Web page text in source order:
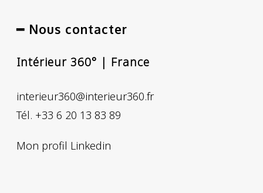
━ Nous contacter
Intérieur 360° | France
interieur360@interieur360.fr
Tél. +33 6 20 13 83 89
Mon profil Linkedin